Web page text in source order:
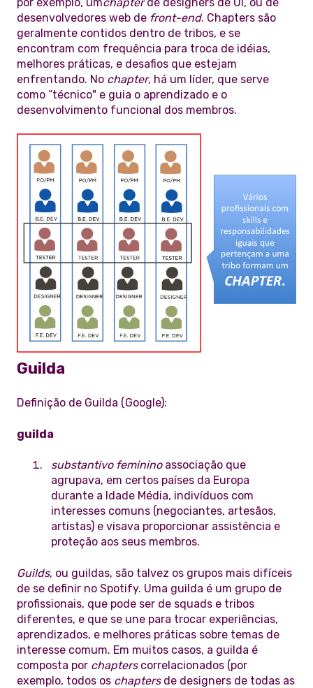
desenvolvedores web de front-end. Chapters são
geralmente contidos dentro de tribos, e se
encontram com frequência para troca de idéias,
melhores práticas, e desafios que estejam
enfrentando. No chapter, há um líder, que serve
como “técnico" e guia o aprendizado e o
desenvolvimento funcional dos membros.
Guilda
Definição de Guilda (Google):
guilda
substantivo femininoassociação que
agrupava, em certos países da Europa
durante a Idade Média, indivíduos com
interesses comuns (negociantes, artesãos,
artistas) e visava proporcionar assistência e
proteção aos seus membros.
Guilds, ou guildas, são talvez os grupos mais difíceis
de se definir no Spotify. Uma guilda é um grupo de
profissionais, que pode ser de squads e tribos
diferentes, e que se une para trocar experiências,
aprendizados, e melhores práticas sobre temas de
interesse comum. Em muitos casos, a guilda é
composta por chapterscorrelacionados (por
exemplo, todos os chaptersde designers de todas as